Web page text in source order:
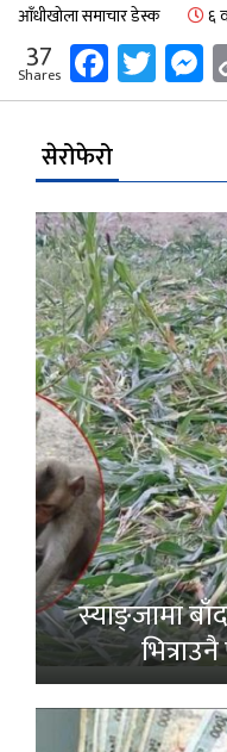
आँधीखोला समाचार डेस्क ६
37
Shares
सेरोफेरो
स्याङ्जामा